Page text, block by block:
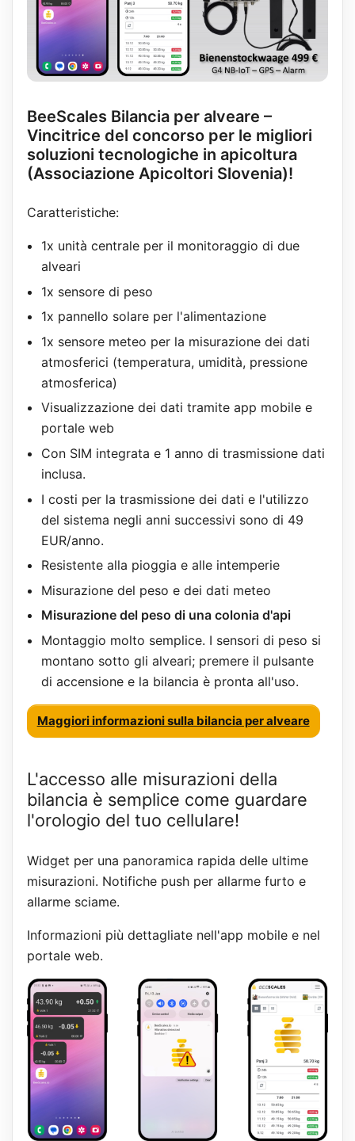
BeeScales Bilancia per alveare –
Vincitrice del concorso per le migliori
soluzioni tecnologiche in apicoltura
(Associazione Apicoltori Slovenia)!
Caratteristiche:
1x unità centrale per il monitoraggio di due
alveari
1x sensore di peso
1x pannello solare per l'alimentazione
1x sensore meteo per la misurazione dei dati
atmosferici (temperatura, umidità, pressione
atmosferica)
Visualizzazione dei dati tramite app mobile e
portale web
Con SIM integrata e 1 anno di trasmissione dati
inclusa.
I costi per la trasmissione dei dati e l'utilizzo
del sistema negli anni successivi sono di 49
EUR/anno.
Resistente alla pioggia e alle intemperie
Misurazione del peso e dei dati meteo
Misurazione del peso di una colonia d'api
Montaggio molto semplice. I sensori di peso si
montano sotto gli alveari; premere il pulsante
di accensione e la bilancia è pronta all'uso.
Maggiori informazioni sulla bilancia per alveare
L'accesso alle misurazioni della
bilancia è semplice come guardare
l'orologio del tuo cellulare!
Widget per una panoramica rapida delle ultime
misurazioni. Notifiche push per allarme furto e
allarme sciame.
Informazioni più dettagliate nell'app mobile e nel
portale web.